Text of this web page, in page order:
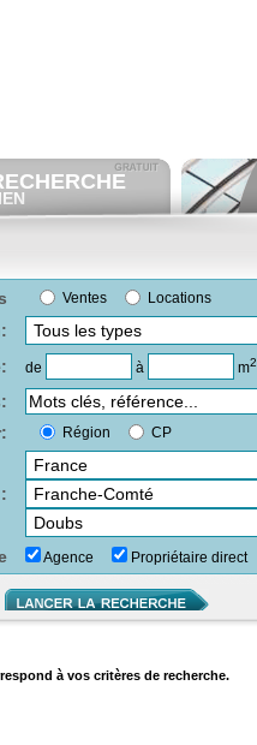
gratuitementles
UNE
ANNONCE
Ventes Locations
de à m2
Région CP
Agence Propriétaire direct
à vos critères de recherche.